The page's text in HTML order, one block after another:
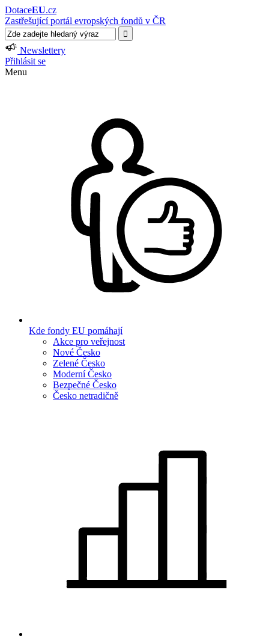
DotaceEU.cz
Zastřešující portál evropských fondů v ČR
Newslettery
Přihlásit se
Menu
Kde fondy EU pomáhají
Akce pro veřejnost
Nové Česko
Zelené Česko
Moderní Česko
Bezpečné Česko
Česko netradičně